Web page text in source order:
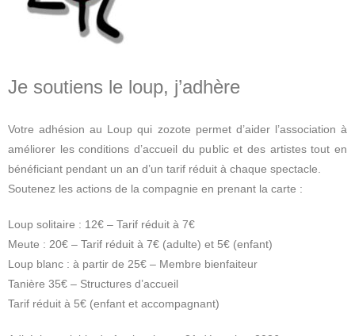
Je soutiens le loup, j’adhère
Votre adhésion au Loup qui zozote permet d’aider l’association à
améliorer les conditions d’accueil du public et des artistes tout en
bénéficiant pendant un an d’un tarif réduit à chaque spectacle.
Soutenez les actions de la compagnie en prenant la carte :
Loup solitaire : 12€ – Tarif réduit à 7€
Meute : 20€ – Tarif réduit à 7€ (adulte) et 5€ (enfant)
Loup blanc : à partir de 25€ – Membre bienfaiteur
Tanière 35€ – Structures d’accueil
Tarif réduit à 5€ (enfant et accompagnant)